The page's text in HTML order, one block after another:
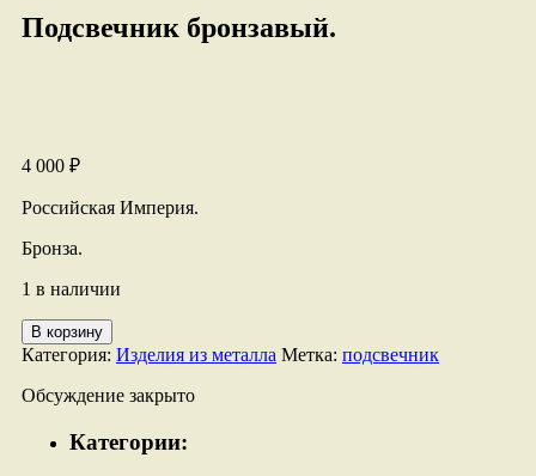
Подсвечник бронзавый.
4 000 ₽
Российская Империя.
Бронза.
1 в наличии
Количество
товара
Подсвечник
бронзавый.
В корзину
Категория: Изделия из металла Метка: подсвечник
Обсуждение закрыто
Категории: